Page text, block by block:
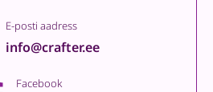
E-posti aadress
info@crafter.ee
Facebook